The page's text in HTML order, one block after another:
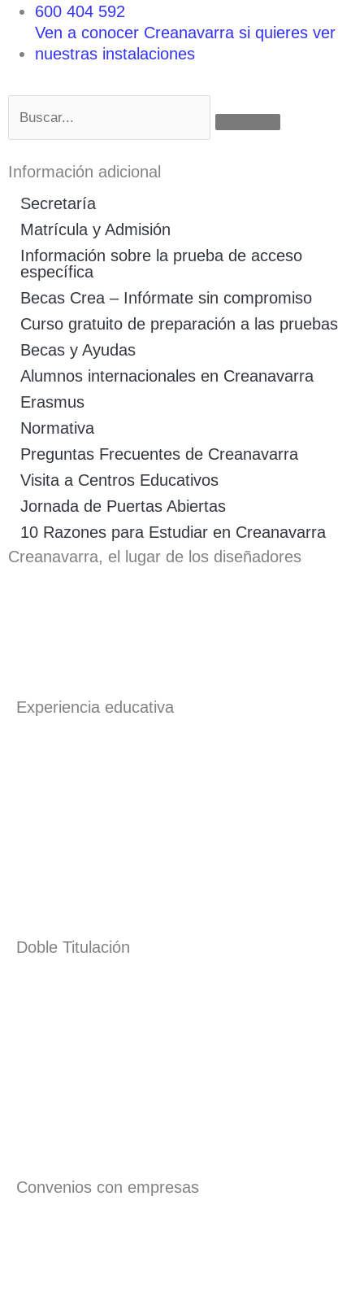
600 404 592
Ven a conocer Creanavarra si quieres ver
nuestras instalaciones
Información adicional
Secretaría
Matrícula y Admisión
Información sobre la prueba de acceso
específica
Becas Crea – Infórmate sin compromiso
Curso gratuito de preparación a las pruebas
Becas y Ayudas
Alumnos internacionales en Creanavarra
Erasmus
Normativa
Preguntas Frecuentes de Creanavarra
Visita a Centros Educativos
Jornada de Puertas Abiertas
10 Razones para Estudiar en Creanavarra
Creanavarra, el lugar de los diseñadores
Experiencia educativa
Doble Titulación
Convenios con empresas